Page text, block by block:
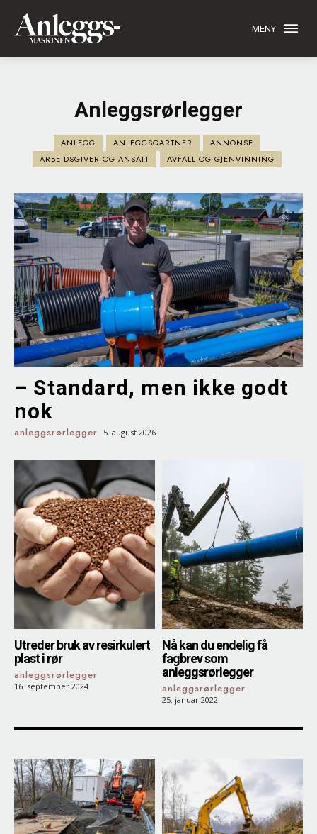
MENY
Anleggsrørlegger
ANLEGG ANLEGGSGARTNER
ANNONSE
ARBEIDSGIVER OG ANSATT
AVFALL OG GJENVINNING
– Standard, men ikke godt
nok
anleggsrørlegger 5. august 2026
Utreder bruk av resirkulert
plast i rør
anleggsrørlegger
16. september 2024
Nå kan du endelig få
fagbrev som
anleggsrørlegger
anleggsrørlegger
25. januar 2022